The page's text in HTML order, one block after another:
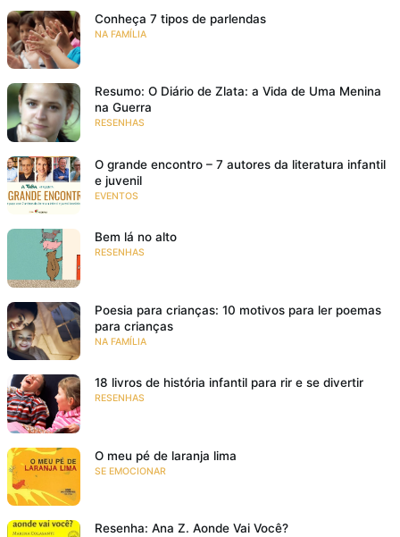
Conheça 7 tipos de parlendas
NA FAMÍLIA
Resumo: O Diário de Zlata: a Vida de Uma Menina
na Guerra
RESENHAS
O grande encontro – 7 autores da literatura infantil
e juvenil
EVENTOS
Bem lá no alto
RESENHAS
Poesia para crianças: 10 motivos para ler poemas
para crianças
NA FAMÍLIA
18 livros de história infantil para rir e se divertir
RESENHAS
O meu pé de laranja lima
SE EMOCIONAR
Resenha: Ana Z. Aonde Vai Você?